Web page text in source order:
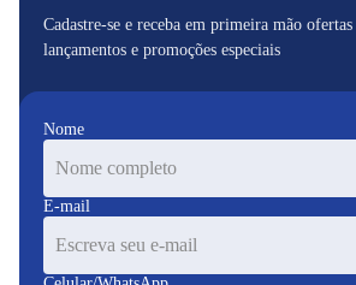
Cadastre-se e receba em primeira mão
lançamentos e promoções especiais
Nome
E-mail